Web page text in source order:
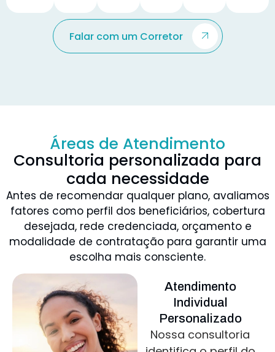
Falar com um Corretor
Áreas de Atendimento
Consultoria personalizada para
cada necessidade
Antes de recomendar qualquer plano, avaliamos
fatores como perfil dos beneficiários, cobertura
desejada, rede credenciada, orçamento e
modalidade de contratação para garantir uma
escolha mais consciente.
Atendimento
Individual
Personalizado
Nossa consultoria